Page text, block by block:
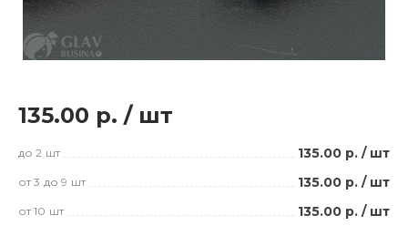
135.00 р. / шт
до 2 шт 135.00 р. / шт
от 3 до 9 шт 135.00 р. / шт
от 10 шт 135.00 р. / шт